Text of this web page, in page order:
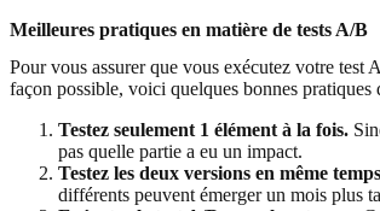
Meilleures pratiques en matière de tests A/B
Pour vous assurer que vous exécutez votre test
façon possible, voici quelques bonnes pratiques
Testez seulement 1 élément à la fois.
pas quelle partie a eu un impact.
Testez les deux versions en même
différents peuvent émerger un mois plus